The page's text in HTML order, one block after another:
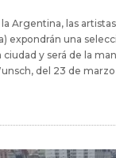
Argentina, las
expondrán una
y será de la
del 23 de